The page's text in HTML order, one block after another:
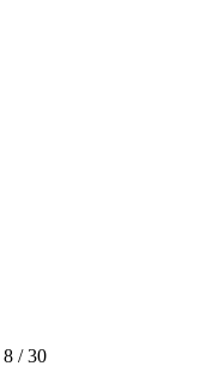
8 / 30